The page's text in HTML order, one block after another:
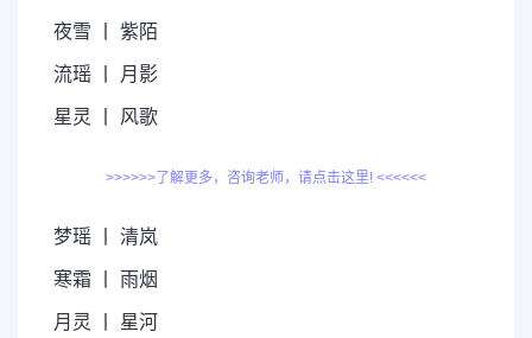
夜雪 丨 紫陌
流瑶 丨 月影
星灵 丨 风歌
>>>>>>了解更多，咨询老师，请点击这里! <<<<<<
梦瑶 丨 清岚
寒霜 丨 雨烟
月灵 丨 星河